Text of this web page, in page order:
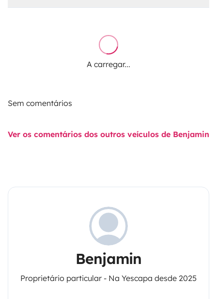
A carregar...
Sem comentários
Ver os comentários dos outros veículos de Benjamin
Benjamin
Proprietário particular - Na Yescapa desde 2025